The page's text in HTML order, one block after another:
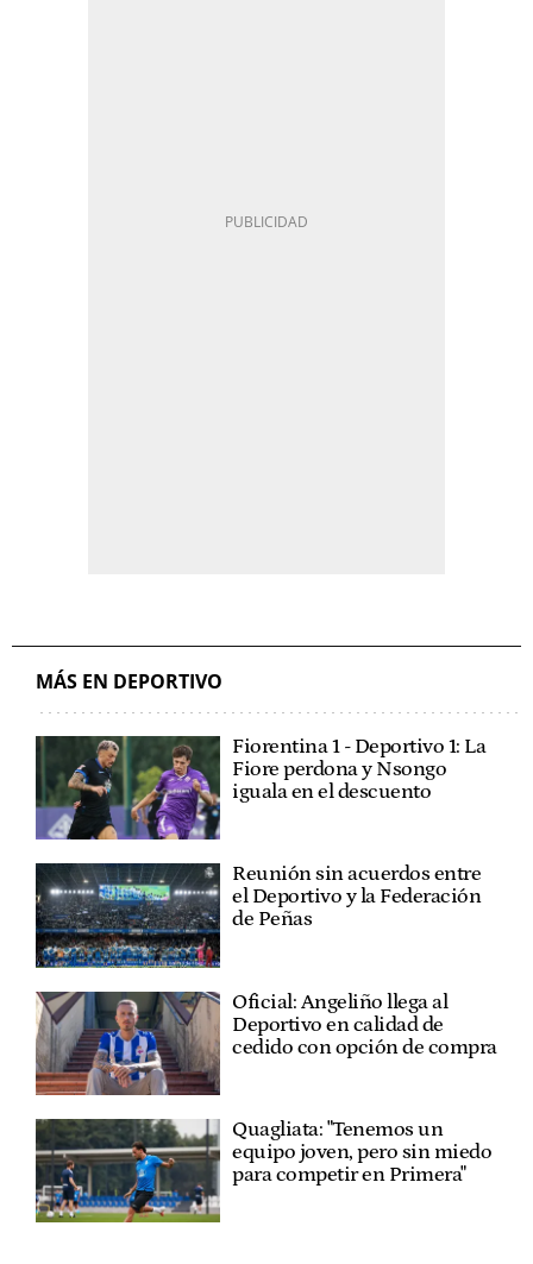
MÁS EN DEPORTIVO
Fiorentina 1 - Deportivo 1: La
Fiore perdona y Nsongo
iguala en el descuento
Reunión sin acuerdos entre
el Deportivo y la Federación
de Peñas
Oficial: Angeliño llega al
Deportivo en calidad de
cedido con opción de compra
Quagliata: "Tenemos un
equipo joven, pero sin miedo
para competir en Primera"